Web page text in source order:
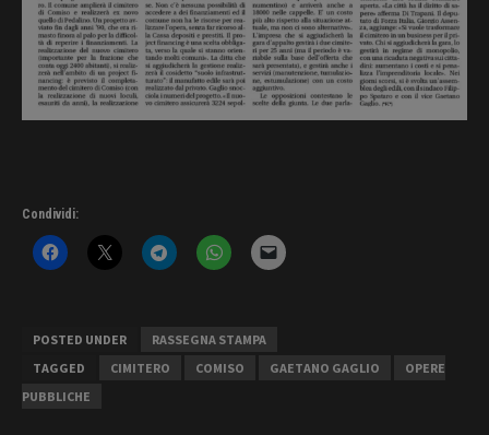
Condividi:
POSTED UNDER
RASSEGNA STAMPA
TAGGED
CIMITERO COMISO GAETANO GAGLIO
OPERE
PUBBLICHE